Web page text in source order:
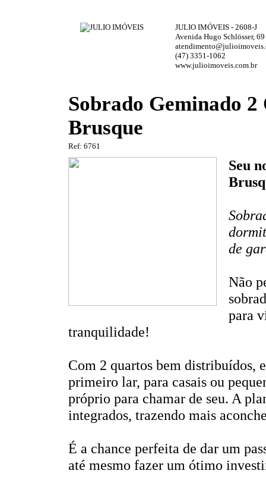
JULIO IMÓVEIS - 2608-J
Avenida Hugo Schlösser,
(47) 3351-1062
www.julioimoveis.com.br
Sobrado Geminado
Brusque
Ref: 6761
Seu
de
Não
para
tranquilidade!
Com 2 quartos bem distribuídos,
primeiro lar, para casais ou
próprio para chamar de seu. A
integrados, trazendo mais
É a chance perfeita de dar um
até mesmo fazer um ótimo